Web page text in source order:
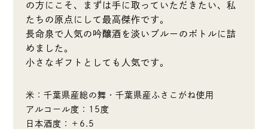
の方にこそ、まずは手に取っていただきたい、私
たちの原点にして最高傑作です。
長命泉で人気の吟醸酒を淡いブルーのボトルに詰
めました。
小さなギフトとしても人気です。
米：千葉県産総の舞・千葉県産ふさこがね使用
アルコール度：15度
日本酒度：＋6.5